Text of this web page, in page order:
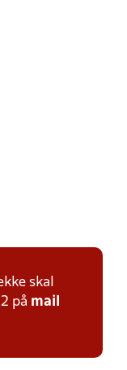
skal
på mail